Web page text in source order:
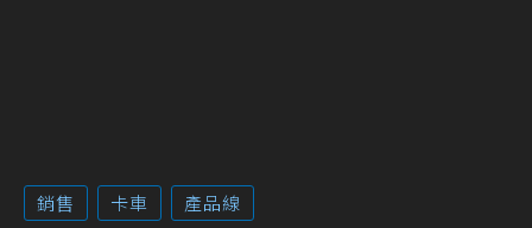
銷售 卡車 產品線